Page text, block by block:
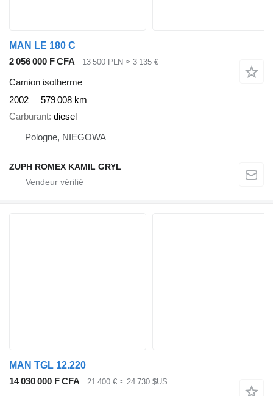
MAN LE 180 C
2 056 000 F CFA
13 500 PLN ≈ 3 135 €
Camion isotherme
2002
579 008 km
Carburant diesel
Pologne, NIEGOWA
ZUPH ROMEX KAMIL GRYL
MAN TGL 12.220
14 030 000 F CFA
21 400 € ≈ 24 730 $US